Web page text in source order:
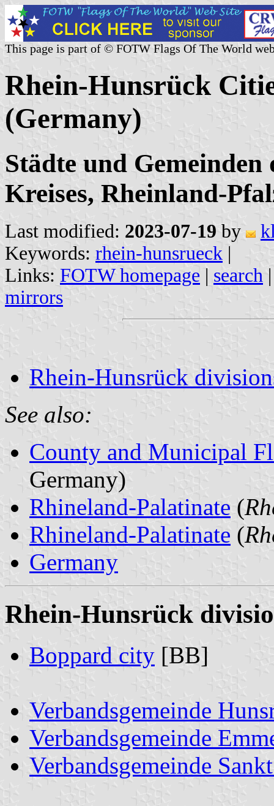
This page is part of © FOTW Flags Of The World
Rhein-Hunsrück
(Germany)
Städte und
Kreises, Rheinland-
Last modified: 2023-07-19 by
Keywords: rhein-hunsrueck |
Links: FOTW homepage | search
mirrors
Rhein-Hunsrück
See also:
County and Municipal
Germany)
Rhineland-Palatinate (
Rhineland-Palatinate (
Germany
Rhein-Hunsrück
Boppard city [BB]
Verbandsgemeinde
Verbandsgemeinde
Verbandsgemeinde